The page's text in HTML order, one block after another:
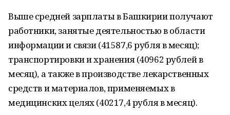
Выше средней зарплаты в Башкирии получают
работники, занятые деятельностью в области
информации и связи (41587,6 рубля в месяц);
транспортировки и хранения (40962 рублей в
месяц), а также в производстве лекарственных
средств и материалов, применяемых в
медицинских целях (40217,4 рубля в месяц).